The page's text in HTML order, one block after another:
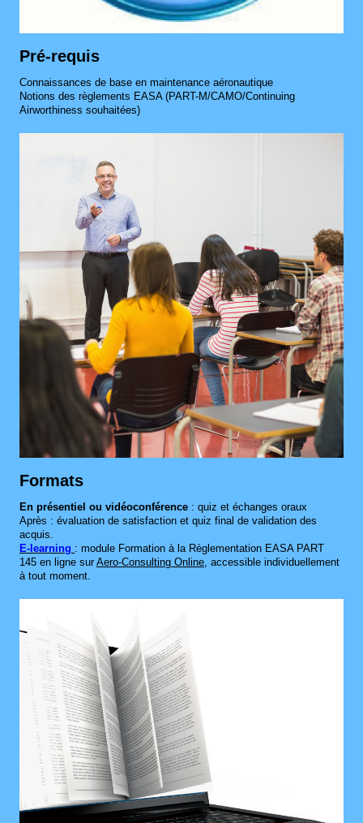
Pré-requis
Connaissances de base en maintenance aéronautique
Notions des règlements EASA (PART-M/CAMO/Continuing
Airworthiness souhaitées)
Formats
En présentiel ou vidéoconférence : quiz et échanges oraux
Après : évaluation de satisfaction et quiz final de validation des
acquis.
E‑learning : module Formation à la Règlementation EASA PART
145 en ligne surAero‑Consulting Online accessible individuellement
à tout moment.